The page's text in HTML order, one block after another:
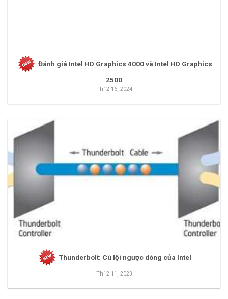
Đánh giá Intel HD Graphics 4000 và Intel HD Graphics
2500
Th12 16, 2024
Thunderbolt: Cú lội ngược dòng của Intel
Th12 11, 2023